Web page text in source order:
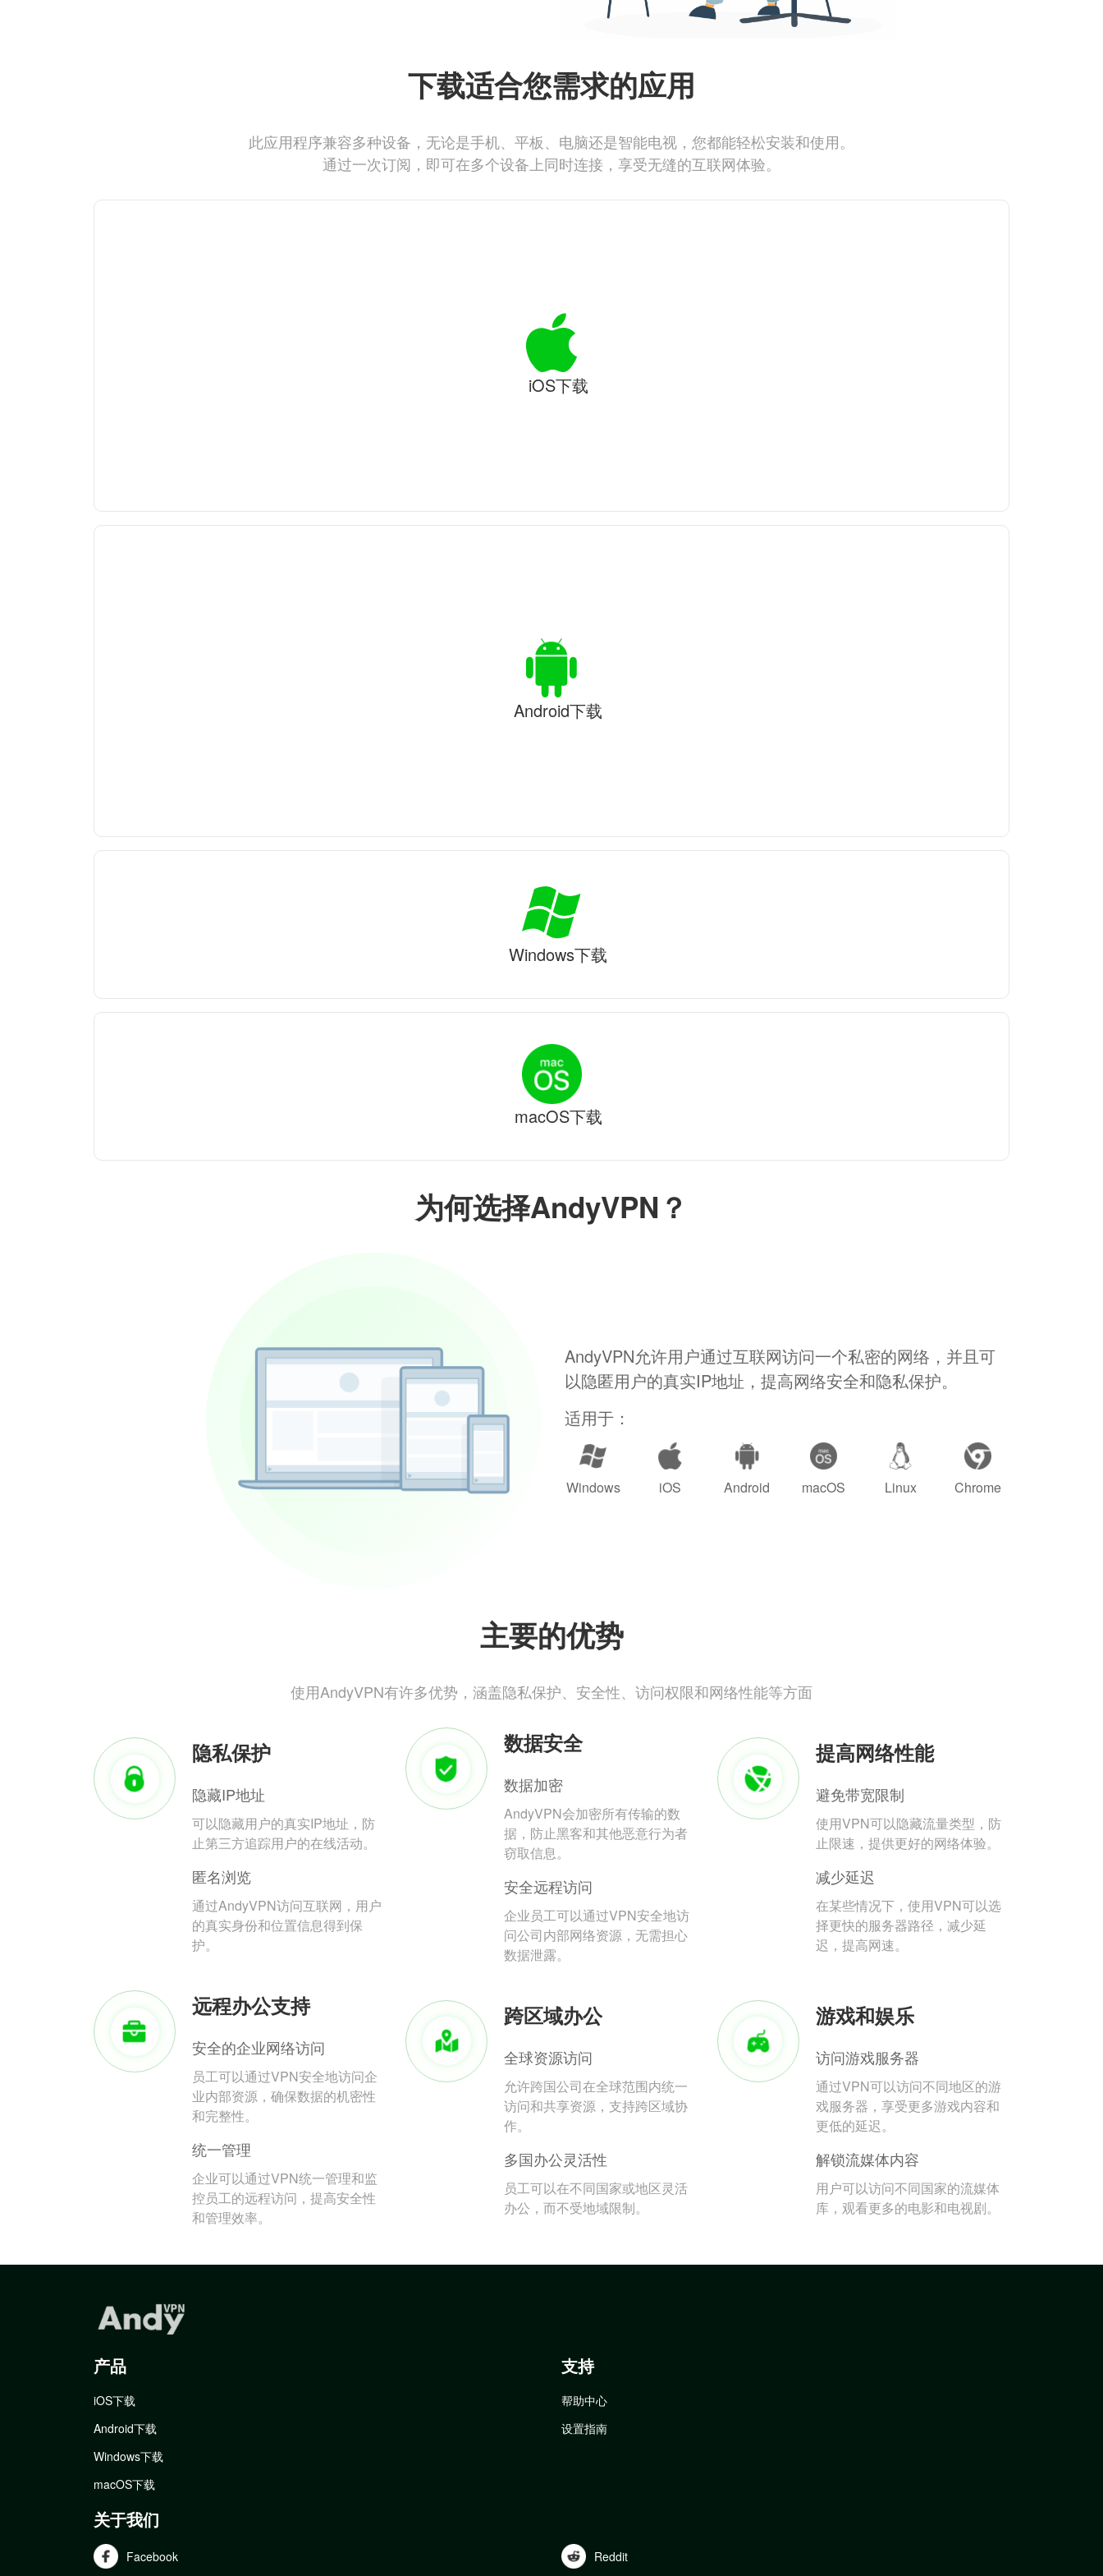
为何选择AndyVPN？
AndyVPN允许用户通过互联网访问一个私密的网络，并且可
以隐匿用户的真实IP地址，提高网络安全和隐私保护。
适用于：
Windows iOS Android macOS Linux Chrome
主要的优势
使用AndyVPN有许多优势，涵盖隐私保护、安全性、访问权限和网络性能等方面
隐私保护
隐藏IP地址
可以隐藏用户的真实IP地址，防
止第三方追踪用户的在线活动。
匿名浏览
通过AndyVPN访问互联网，用户
的真实身份和位置信息得到保
护。
数据安全
数据加密
AndyVPN会加密所有传输的数
据，防止黑客和其他恶意行为者
窃取信息。
安全远程访问
企业员工可以通过VPN安全地访
问公司内部网络资源，无需担心
数据泄露。
提高网络性能
避免带宽限制
使用VPN可以隐藏流量类型，防
止限速，提供更好的网络体验。
减少延迟
在某些情况下，使用VPN可以选
择更快的服务器路径，减少延
迟，提高网速。
远程办公支持
安全的企业网络访问
员工可以通过VPN安全地访问企
业内部资源，确保数据的机密性
和完整性。
统一管理
企业可以通过VPN统一管理和监
控员工的远程访问，提高安全性
和管理效率。
跨区域办公
全球资源访问
允许跨国公司在全球范围内统一
访问和共享资源，支持跨区域协
作。
多国办公灵活性
员工可以在不同国家或地区灵活
办公，而不受地域限制。
游戏和娱乐
访问游戏服务器
通过VPN可以访问不同地区的游
戏服务器，享受更多游戏内容和
更低的延迟。
解锁流媒体内容
用户可以访问不同国家的流媒体
库，观看更多的电影和电视剧。
下载适合您需求的应用
此应用程序兼容多种设备，无论是手机、平板、电脑还是智能电视，您都能轻松安装和使用。
通过一次订阅，即可在多个设备上同时连接，享受无缝的互联网体验。
iOS下载
Android下载
Windows下载
macOS下载
产品
iOS下载
Android下载
Windows下载
macOS下载
支持
帮助中心
设置指南
关于我们
Facebook Reddit